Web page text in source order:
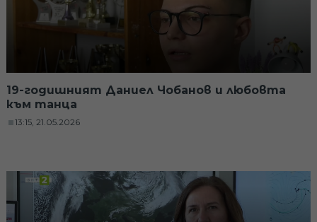
19-годишният Даниел Чобанов и любовта
към танца
13:15, 21.05.2026